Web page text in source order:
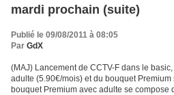
mardi prochain (suite)
Publié le 09/08/2011 à 08:05
Par GdX
(MAJ) Lancement de CCTV-F dans le
adulte (5.90€/mois) et du bouquet
bouquet Premium avec adulte se compose